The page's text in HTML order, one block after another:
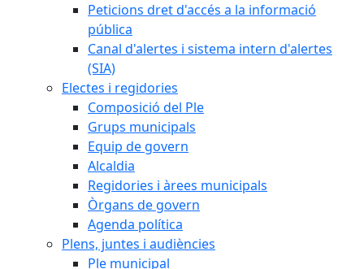
Peticions dret d'accés a la informació
pública
Canal d'alertes i sistema intern d'alertes
(SIA)
Electes i regidories
Composició del Ple
Grups municipals
Equip de govern
Alcaldia
Regidories i àrees municipals
Òrgans de govern
Agenda política
Plens, juntes i audiències
Ple municipal